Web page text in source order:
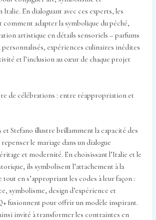
En dialoguant avec ces experts, les
comment adapter la symbolique du péché,
artistique en détails sensoriels – parfums
personnalisés, expériences culinaires inédites
et l’inclusion au cœur de chaque projet
de célébrations : entre réappropriation et
et Stefano illustre brillamment la capacité des
le mariage dans un dialogue
et modernité. En choisissant l’Italie et le
ils symbolisent l’attachement à la
en s’appropriant les codes à leur façon :
symbolisme, design d’expérience et
fusionnent pour offrir un modèle inspirant.
invité à transformer les contraintes en